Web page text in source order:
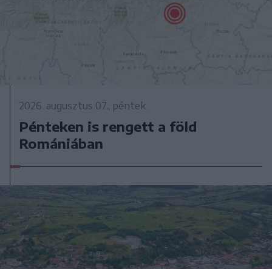
2026. augusztus 07., péntek
Pénteken is rengett a föld
Romániában